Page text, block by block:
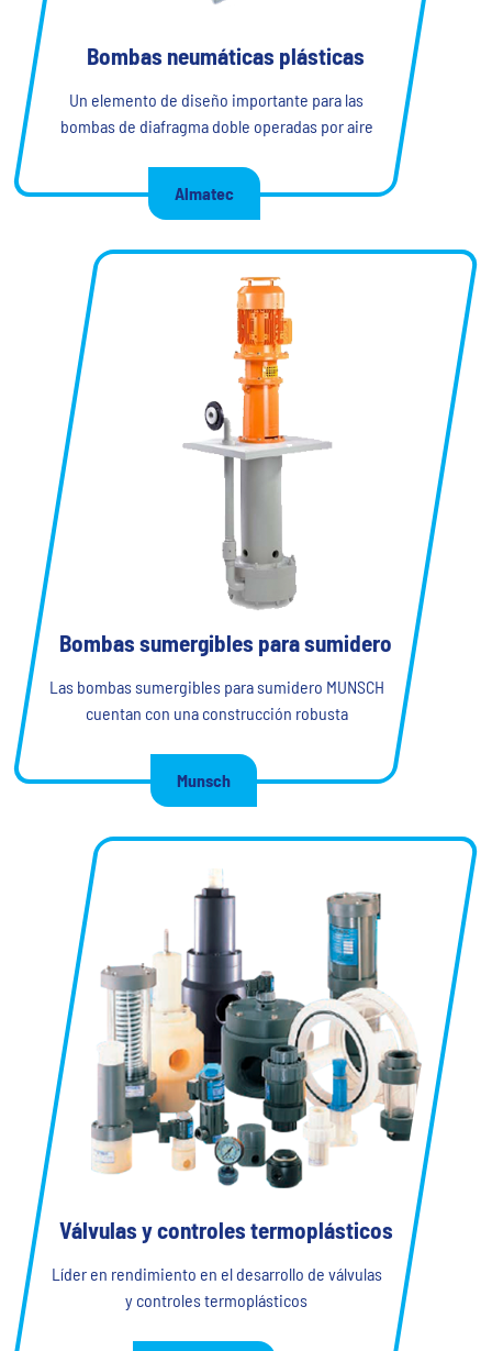
Bombas neumáticas plásticas
Un elemento de diseño importante para las
bombas de diafragma doble operadas por aire
Almatec
Bombas sumergibles para sumidero
Las bombas sumergibles para sumidero MUNSCH
cuentan con una construcción robusta
Munsch
Válvulas y controles termoplásticos
Líder en rendimiento en el desarrollo de válvulas
y controles termoplásticos